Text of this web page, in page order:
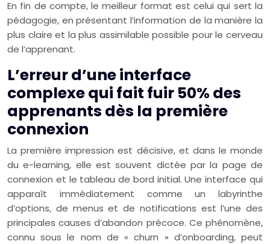
En fin de compte, le meilleur format est celui qui sert la
pédagogie, en présentant l’information de la manière la
plus claire et la plus assimilable possible pour le cerveau
de l’apprenant.
L’erreur d’une interface
complexe qui fait fuir 50% des
apprenants dès la première
connexion
La première impression est décisive, et dans le monde
du e-learning, elle est souvent dictée par la page de
connexion et le tableau de bord initial. Une interface qui
apparaît immédiatement comme un labyrinthe
d’options, de menus et de notifications est l’une des
principales causes d’abandon précoce. Ce phénomène,
connu sous le nom de « churn » d’onboarding, peut